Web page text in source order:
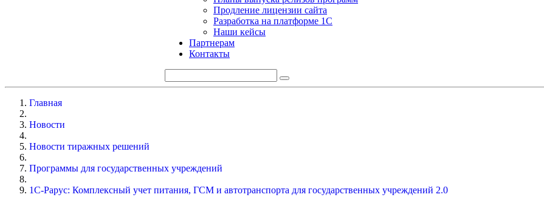
Продление лицензии сайта
Разработка на платформе 1С
Наши кейсы
Партнерам
Контакты
Главная
Новости
Новости тиражных решений
Программы для государственных учреждений
1С-Рарус: Комплексный учет питания, ГСМ и автотранспорта для государственных учреждений 2.0